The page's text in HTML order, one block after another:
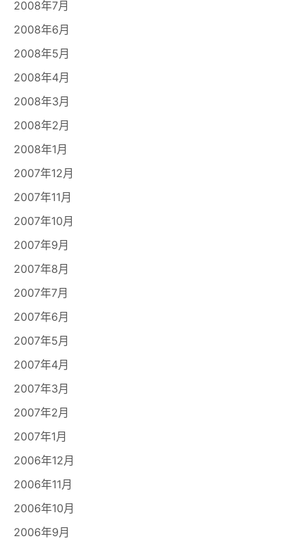
2008年7月
2008年6月
2008年5月
2008年4月
2008年3月
2008年2月
2008年1月
2007年12月
2007年11月
2007年10月
2007年9月
2007年8月
2007年7月
2007年6月
2007年5月
2007年4月
2007年3月
2007年2月
2007年1月
2006年12月
2006年11月
2006年10月
2006年9月